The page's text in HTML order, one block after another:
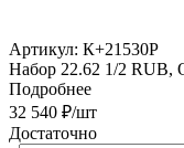
Артикул: К+21530Р
Набор 22.62 1/2 RUB,
Подробнее
32 540 ₽/шт
Достаточно